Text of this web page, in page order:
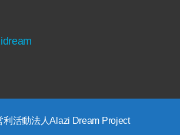
利活動法人Alazi Dream Project